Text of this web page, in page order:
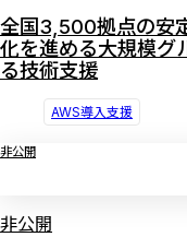
全国3,500拠点の安
化を進める大規模グ
る技術支援
AWS導入支援
非公開
非公開